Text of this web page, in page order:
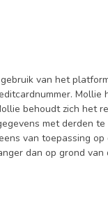
van het
Mollie
behoudt zich het
met derden
van toepassing op
dan op grond